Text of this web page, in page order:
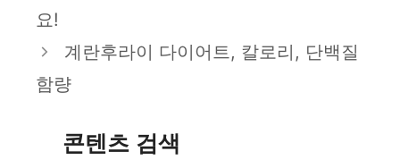
요!
계란후라이 다이어트, 칼로리, 단백질
함량
콘텐츠 검색